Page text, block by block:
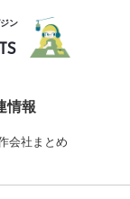
ン
情報
会社まとめ